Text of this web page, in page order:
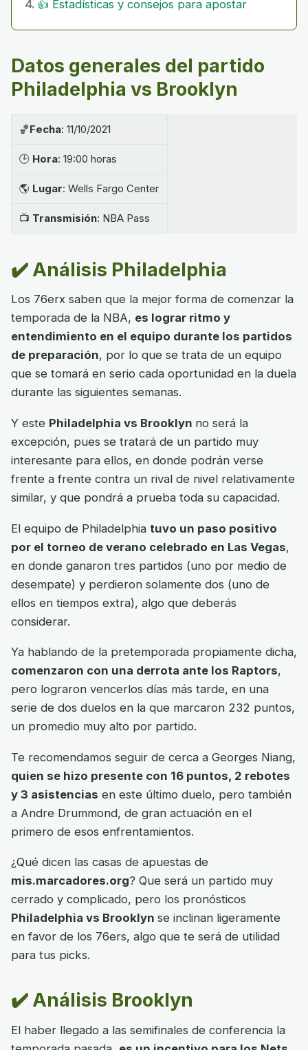
👍 Estadísticas y consejos para apostar
Datos generales del partido
Philadelphia vs Brooklyn
🏀Fecha: 11/10/2021
🕒 Hora: 19:00 horas
🌎 Lugar: Wells Fargo Center
📺 Transmisión: NBA Pass
✔️ Análisis Philadelphia
Los 76erx saben que la mejor forma de comenzar la
temporada de la NBA, es lograr ritmo y
entendimiento en el equipo durante los partidos
de preparación, por lo que se trata de un equipo
que se tomará en serio cada oportunidad en la duela
durante las siguientes semanas.
Y este Philadelphia vs Brooklyn no será la
excepción, pues se tratará de un partido muy
interesante para ellos, en donde podrán verse
frente a frente contra un rival de nivel relativamente
similar, y que pondrá a prueba toda su capacidad.
El equipo de Philadelphia tuvo un paso positivo
por el torneo de verano celebrado en Las Vegas,
en donde ganaron tres partidos (uno por medio de
desempate) y perdieron solamente dos (uno de
ellos en tiempos extra), algo que deberás
considerar.
Ya hablando de la pretemporada propiamente dicha,
comenzaron con una derrota ante los Raptors,
pero lograron vencerlos días más tarde, en una
serie de dos duelos en la que marcaron 232 puntos,
un promedio muy alto por partido.
Te recomendamos seguir de cerca a Georges Niang,
quien se hizo presente con 16 puntos, 2 rebotes
y 3 asistencias en este último duelo, pero también
a Andre Drummond, de gran actuación en el
primero de esos enfrentamientos.
¿Qué dicen las casas de apuestas de
mis.marcadores.org? Que será un partido muy
cerrado y complicado, pero los pronósticos
Philadelphia vs Brooklyn se inclinan ligeramente
en favor de los 76ers, algo que te será de utilidad
para tus picks.
✔️ Análisis Brooklyn
El haber llegado a las semifinales de conferencia la